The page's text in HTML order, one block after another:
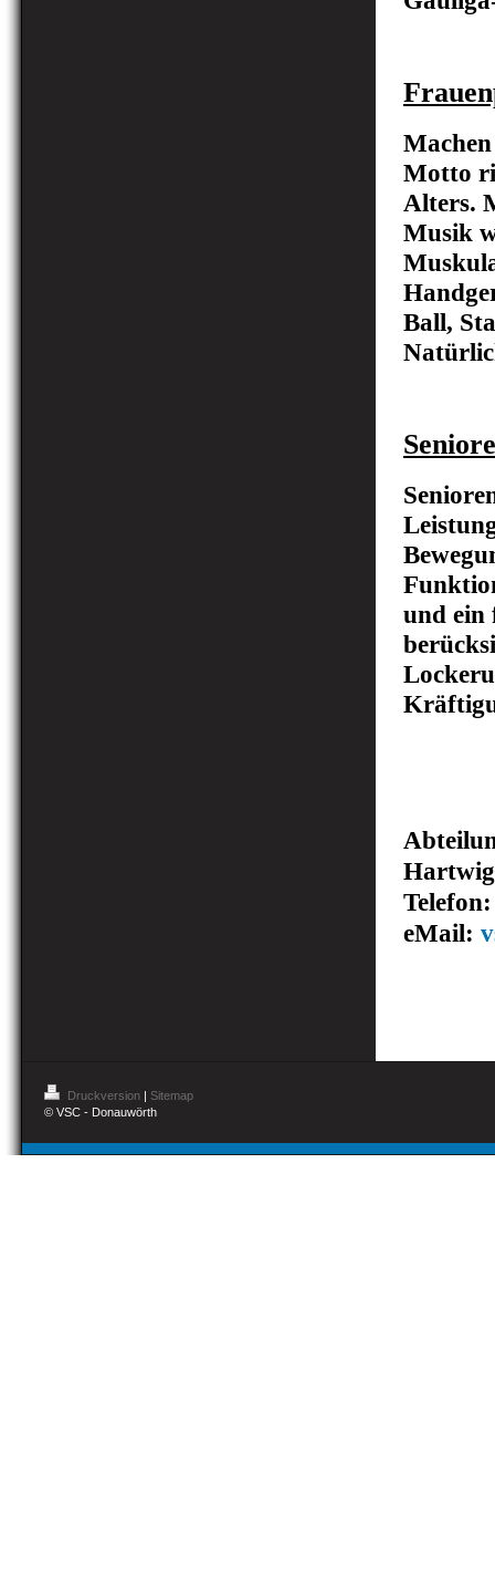
Motto
Alters.
Musik
Ball,
und ein
eMail:
Druckversion | Sitemap
© VSC - Donauwörth